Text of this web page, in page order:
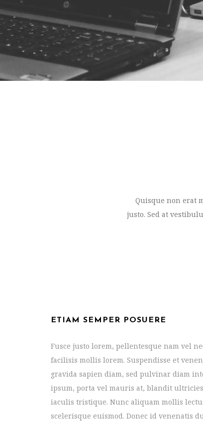
Quisque non erat
justo. Sed at
ETIAM SEMPER POSUERE
Fusce justo lorem, pellentesque nam vel
facilisis mollis lorem. Suspendisse et
gravida sapien diam, sed pulvinar diam
ipsum, porta vel mauris at, blandit
iaculis tristique. Nunc aliquam mollis
scelerisque euismod. Donec id venenatis